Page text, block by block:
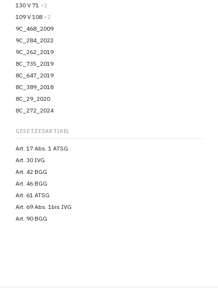
130 V 71 ×2
109 V 108 ×2
9C_468_2009
9C_284_2022
9C_262_2019
8C_735_2019
8C_647_2019
8C_389_2018
8C_29_2020
8C_272_2024
GESETZESARTIKEL
Art. 17 Abs. 1 ATSG
Art. 30 IVG
Art. 42 BGG
Art. 46 BGG
Art. 61 ATSG
Art. 69 Abs. 1bis IVG
Art. 90 BGG